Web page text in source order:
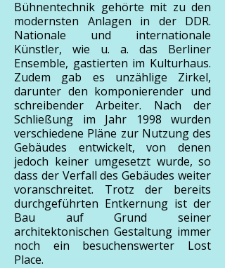
Bühnentechnik gehörte mit zu den
modernsten Anlagen in der DDR.
Nationale und internationale
Künstler, wie u. a. das Berliner
Ensemble, gastierten im Kulturhaus.
Zudem gab es unzählige Zirkel,
darunter den komponierender und
schreibender Arbeiter. Nach der
Schließung im Jahr 1998 wurden
verschiedene Pläne zur Nutzung des
Gebäudes entwickelt, von denen
jedoch keiner umgesetzt wurde, so
dass der Verfall des Gebäudes weiter
voranschreitet. Trotz der bereits
durchgeführten Entkernung ist der
Bau auf Grund seiner
architektonischen Gestaltung immer
noch ein besuchenswerter Lost
Place.